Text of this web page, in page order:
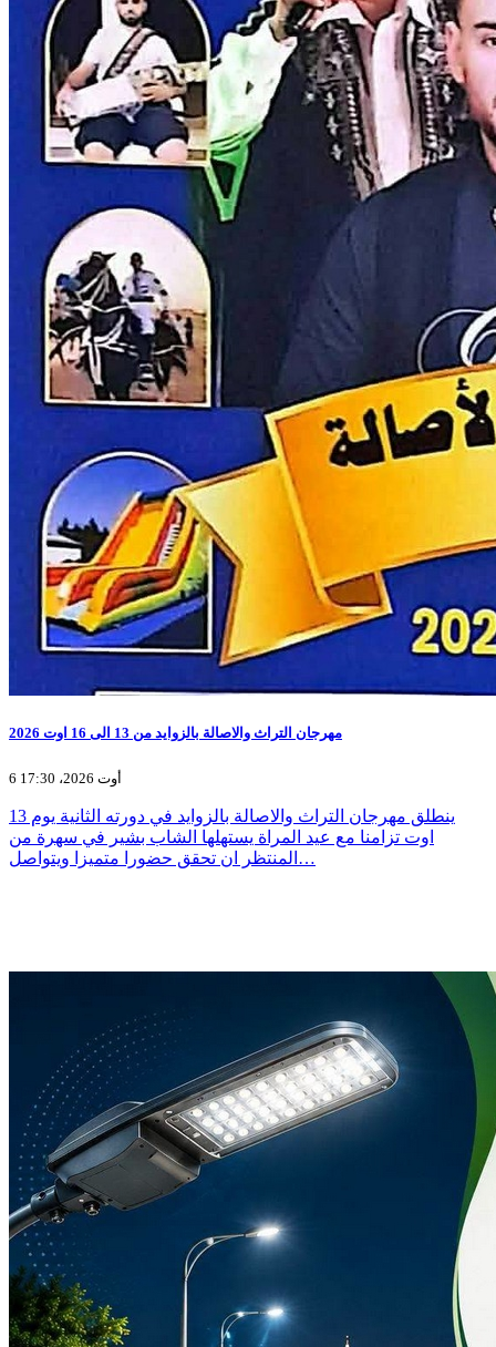
مهرجان التراث والاصالة بالزوايد من 13 الى 16 اوت 2026
6 أوت 2026، 17:30
ينطلق مهرجان التراث والاصالة بالزوايد في دورته الثانية يوم 13
اوت تزامنا مع عيد المراة يستهلها الشاب بشير في سهرة من
المنتظر ان تحقق حضورا متميزا ويتواصل…